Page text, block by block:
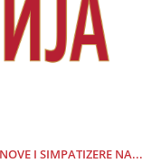
I SIMPATIZERE NA...